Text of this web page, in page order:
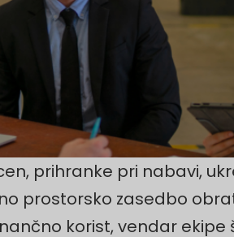
prihranke pri nabavi,
prostorsko zasedbo
korist, vendar ekipe